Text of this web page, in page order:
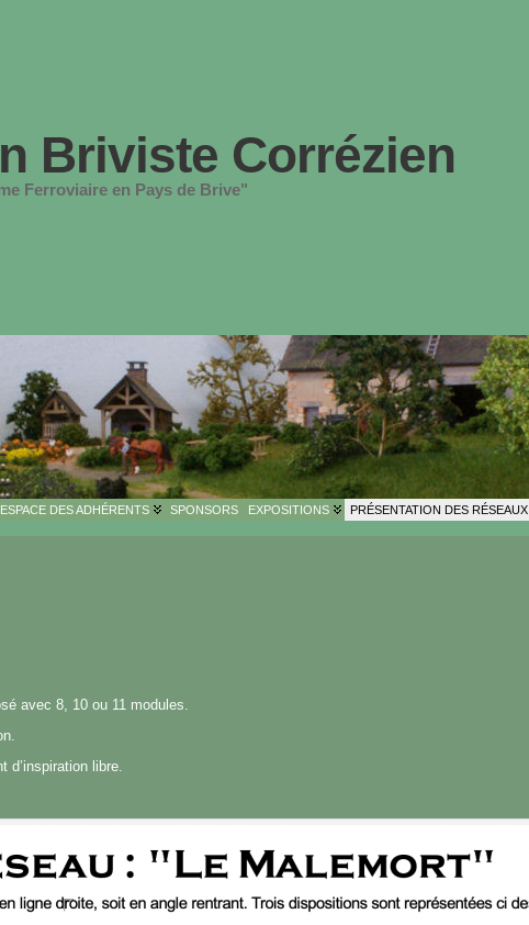
Briviste Corrézien
Ferroviaire en Pays de Brive"
ESPACE DES ADHÉRENTS SPONSORS EXPOSITIONS PRÉSENTATION DES RÉSEAUX
avec 8, 10 ou 11 modules.
d’inspiration libre.